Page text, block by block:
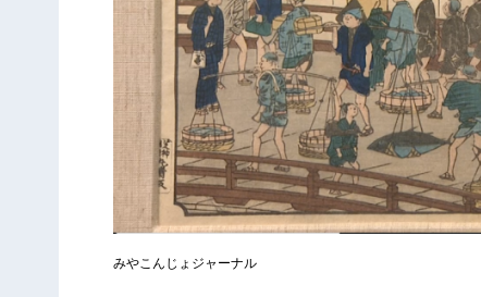
みやこんじょジャーナル